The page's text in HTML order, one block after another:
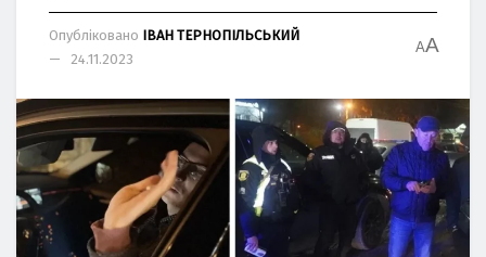
Опубліковано ІВАН ТЕРНОПІЛЬСЬКИЙ
24.11.2023
AA